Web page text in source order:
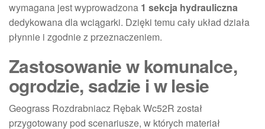
wymagana jest wyprowadzona 1 sekcja hydrauliczna
dedykowana dla wciągarki. Dzięki temu cały układ działa
płynnie i zgodnie z przeznaczeniem.
Zastosowanie w komunalce,
ogrodzie, sadzie i w lesie
Geograss Rozdrabniacz Rębak Wc52R został
przygotowany pod scenariusze, w których materiał